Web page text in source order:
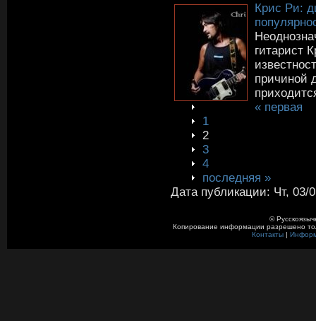
Крис Ри:
гитарист
причиной
« первая
1
2
3
4
последняя »
Дата публикации: Чт, 03/
©
Копирование информации разрешено
Контакты|